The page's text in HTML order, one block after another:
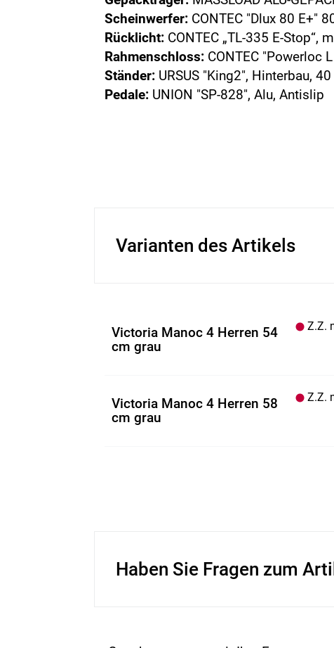
Scheinwerfer: CONTEC "Dlux 80 E+"
Rücklicht: CONTEC „TL-335 E-Stop“,
Rahmenschloss: CONTEC "Powerloc
Ständer: URSUS "King2", Hinterbau,
Pedale: UNION "SP-828", Alu, Antislip
Varianten des Artikels
Victoria Manoc 4 Herren 54
cm grau
Z.Z.
Victoria Manoc 4 Herren 58
cm grau
Z.Z.
Haben Sie Fragen zum